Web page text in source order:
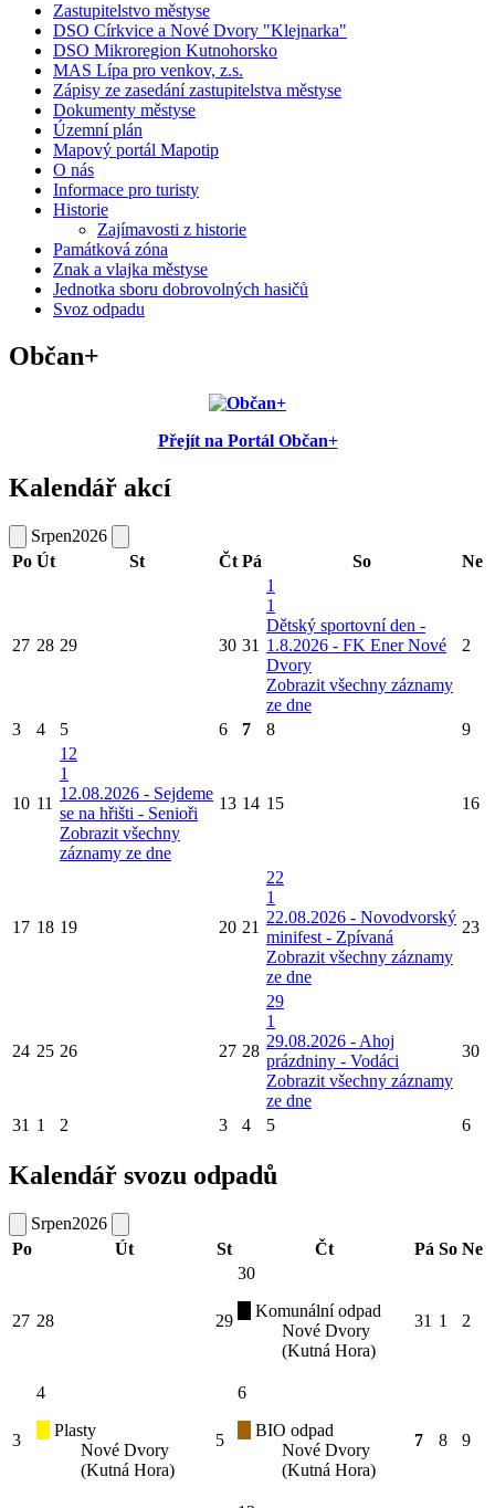
Zastupitelstvo městyse
DSO Církvice a Nové Dvory "Klejnarka"
DSO Mikroregion Kutnohorsko
MAS Lípa pro venkov, z.s.
Zápisy ze zasedání zastupitelstva městyse
Dokumenty městyse
Územní plán
Mapový portál Mapotip
O nás
Informace pro turisty
Historie
Zajímavosti z historie
Památková zóna
Znak a vlajka městyse
Jednotka sboru dobrovolných hasičů
Svoz odpadu
Občan+
Přejít na Portál Občan+
Kalendář akcí
Srpen2026
Po Út St Čt Pá So Ne
27 28 29 30 31
1
1
Dětský sportovní den -
1.8.2026 - FK Ener Nové
Dvory
Zobrazit všechny záznamy
ze dne
2
3 4 5 6 7 8 9
10 11
12
1
12.08.2026 - Sejdeme
se na hřišti - Senioři
Zobrazit všechny
záznamy ze dne
13 14 15 16
17 18 19 20 21
22
1
22.08.2026 - Novodvorský
minifest - Zpívaná
Zobrazit všechny záznamy
ze dne
23
24 25 26 27 28
29
1
29.08.2026 - Ahoj
prázdniny - Vodáci
Zobrazit všechny záznamy
ze dne
30
31 1 2 3 4 5 6
Kalendář svozu odpadů
Srpen2026
Po
Út St Čt Pá So Ne
27 28 29
30
Komunální odpad
Nové Dvory
(Kutná Hora)
31 1 2
3
4
Plasty
Nové Dvory
(Kutná Hora)
5
6
BIO odpad
Nové Dvory
(Kutná Hora)
7 8 9